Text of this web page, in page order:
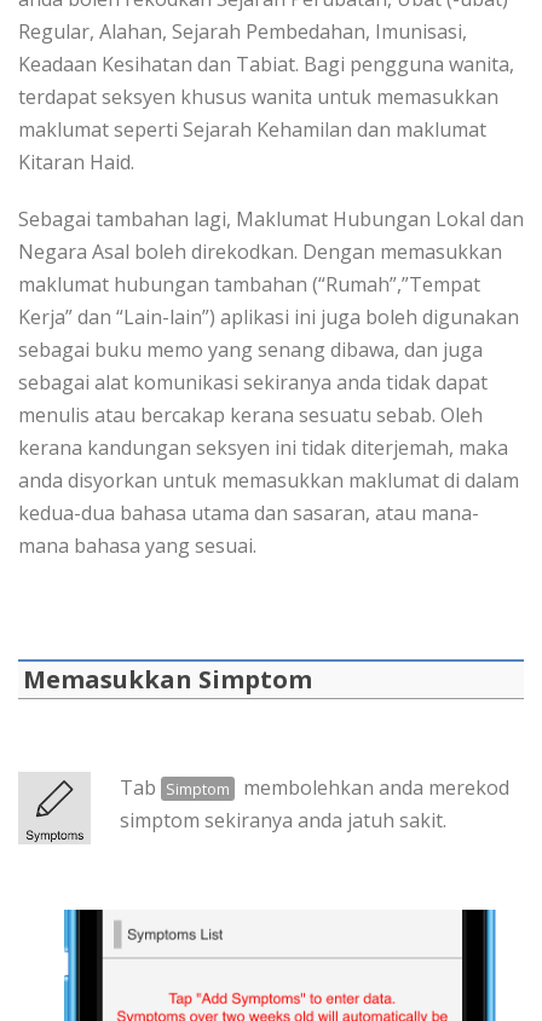
Regular, Alahan, Sejarah Pembedahan, Imunisasi,
Keadaan Kesihatan dan Tabiat. Bagi pengguna wanita,
terdapat seksyen khusus wanita untuk memasukkan
maklumat seperti Sejarah Kehamilan dan maklumat
Kitaran Haid.
Sebagai tambahan lagi, Maklumat Hubungan Lokal dan
Negara Asal boleh direkodkan. Dengan memasukkan
maklumat hubungan tambahan (“Rumah”,”Tempat
Kerja” dan “Lain-lain”) aplikasi ini juga boleh digunakan
sebagai buku memo yang senang dibawa, dan juga
sebagai alat komunikasi sekiranya anda tidak dapat
menulis atau bercakap kerana sesuatu sebab. Oleh
kerana kandungan seksyen ini tidak diterjemah, maka
anda disyorkan untuk memasukkan maklumat di dalam
kedua-dua bahasa utama dan sasaran, atau mana-
mana bahasa yang sesuai.
Memasukkan Simptom
Tab Simptom
membolehkan anda merekod
simptom sekiranya anda jatuh sakit.